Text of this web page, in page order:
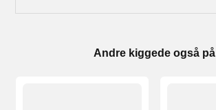
Andre kiggede også på